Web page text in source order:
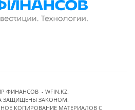
ФИНАНСОВ - WFIN.KZ.
ЗАЩИЩЕНЫ ЗАКОНОМ.
КОПИРОВАНИЕ МАТЕРИАЛОВ C